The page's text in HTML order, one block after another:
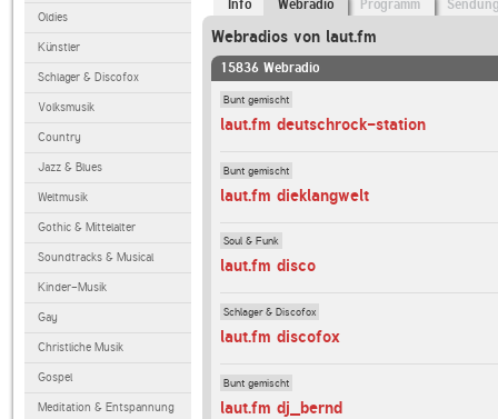
Oldies
Künstler
Schlager & Discofox
Volksmusik
Country
Jazz & Blues
Weltmusik
Gothic & Mittelalter
Soundtracks & Musical
Kinder-Musik
Gay
Christliche Musik
Gospel
Meditation & Entspannung
Info Webradio Programm
Webradios von laut.fm
15836 Webradio
Bunt gemischt
laut.fm deutschrock-station
Bunt gemischt
laut.fm dieklangwelt
Soul & Funk
laut.fm disco
Schlager & Discofox
laut.fm discofox
Bunt gemischt
laut.fm dj_bernd